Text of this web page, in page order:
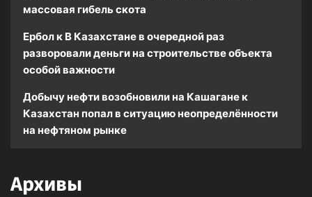
массовая гибель скота
Ербол к В Казахстане в очередной раз
разворовали деньги на строительстве объекта
особой важности
Добычу нефти возобновили на Кашагане к
Казахстан попал в ситуацию неопределённости
на нефтяном рынке
Архивы